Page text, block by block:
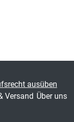
ausüben
Versand Über uns